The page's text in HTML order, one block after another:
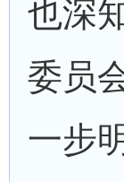
也深
委员
一步